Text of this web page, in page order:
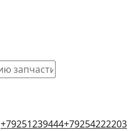
+79251239444+79254222203